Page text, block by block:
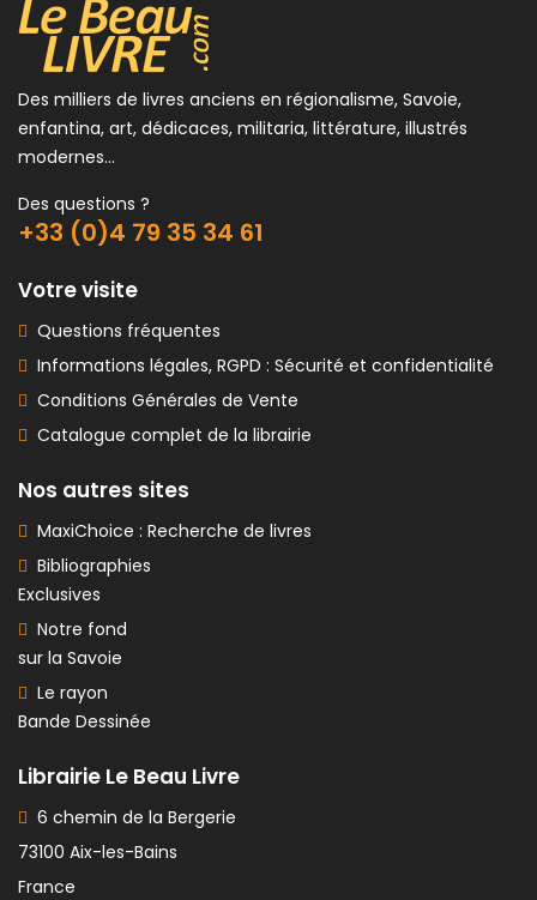
Des milliers de livres anciens en régionalisme, Savoie,
enfantina, art, dédicaces, militaria, littérature, illustrés
modernes...
Des questions ?
+33 (0)4 79 35 34 61
Votre visite
Questions fréquentes
Informations légales, RGPD : Sécurité et confidentialité
Conditions Générales de Vente
Catalogue complet de la librairie
Nos autres sites
MaxiChoice : Recherche de livres
Bibliographies
Exclusives
Notre fond
sur la Savoie
Le rayon
Bande Dessinée
Librairie Le Beau Livre
6 chemin de la Bergerie
73100 Aix-les-Bains
France